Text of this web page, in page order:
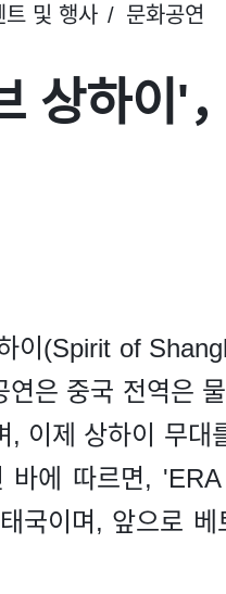
트 및 행사 문화공연
상하이'
이(Spirit of
은 중국 전역은
이제 상하이 무대
바에 따르면,
국이며, 앞으로